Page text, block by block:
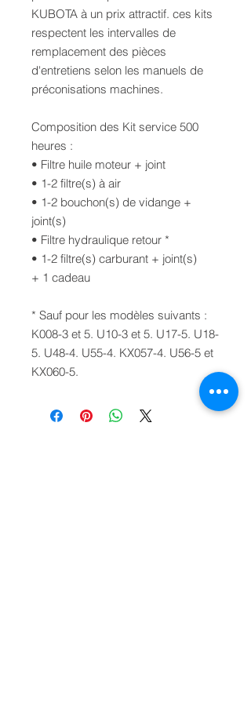
KUBOTA à un prix attractif. ces kits
respectent les intervalles de
remplacement des pièces
d'entretiens selon les manuels de
préconisations machines.
Composition des Kit service 500
heures :
• Filtre huile moteur + joint
• 1-2 filtre(s) à air
• 1-2 bouchon(s) de vidange +
joint(s)
• Filtre hydraulique retour *
• 1-2 filtre(s) carburant + joint(s)
+ 1 cadeau
* Sauf pour les modèles suivants :
K008-3 et 5. U10-3 et 5. U17-5. U18-
5. U48-4. U55-4. KX057-4. U56-5 et
KX060-5.